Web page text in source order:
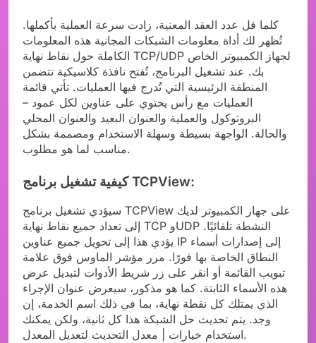
كلما قل عدد العقد المعنية، زادت سرعة العملية بأكملها.
تُظهر لك أداة معلومات الشبكات المجانية هذه المعلومات
الكاملة حول نقاط نهاية TCP/UDP لجهاز الكمبيوتر الخاص
بك. عند تشغيل البرنامج، تُفتح نافذة كلاسيكية تتضمن
المنطقة الرئيسية التي تُدرج فيها العمليات. تأتي قائمة
العمليات مع رأس يحتوي على عناوين لكل عمود –
البروتوكول والعملية والعنوان البعيد والعنوان المحلي
والحالة. الواجهة بسيطة وسهلة الاستخدام ومصممة بشكل
مناسب لما هو مطلوب.
كيفية تشغيل برنامج TCPView:
سيؤدي تشغيل برنامج TCPView على جهاز الكمبيوتر لديك
إلى تعداد جميع نقاط نهاية TCP وUDP النشطة تلقائيًا.
يؤدي هذا إلى تحويل جميع عناوين IP إلى إصدارات أسماء
النطاق الخاصة بها فورًا. مرر مؤشر الماوس فوق علامة
تبويب القائمة أو انقر على زر شريط الأدوات لتبديل عرض
هذه الأسماء الثابتة. كما هو مذكور، سيعرض عنوان الإجراء
الذي يمتلك كل نقطة نهاية، بما في ذلك اسم الخدمة، إن
وجد. يتم تحديث حل الشبكة هذا كل ثانية، ولكن يمكنك
استخدام خيارات | معدل التحديث لتعديل المعدل.